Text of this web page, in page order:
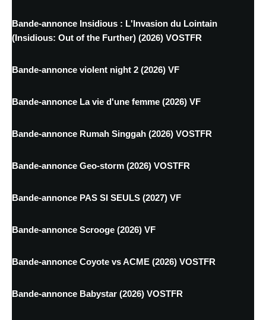
Bande-annonce Insidious : L'Invasion du Lointain
(Insidious: Out of the Further) (2026) VOSTFR
Bande-annonce violent night 2 (2026) VF
Bande-annonce La vie d'une femme (2026) VF
Bande-annonce Rumah Singgah (2026) VOSTFR
Bande-annonce Geo-storm (2026) VOSTFR
Bande-annonce PAS SI SEULS (2027) VF
Bande-annonce Scrooge (2026) VF
Bande-annonce Coyote vs ACME (2026) VOSTFR
Bande-annonce Babystar (2026) VOSTFR